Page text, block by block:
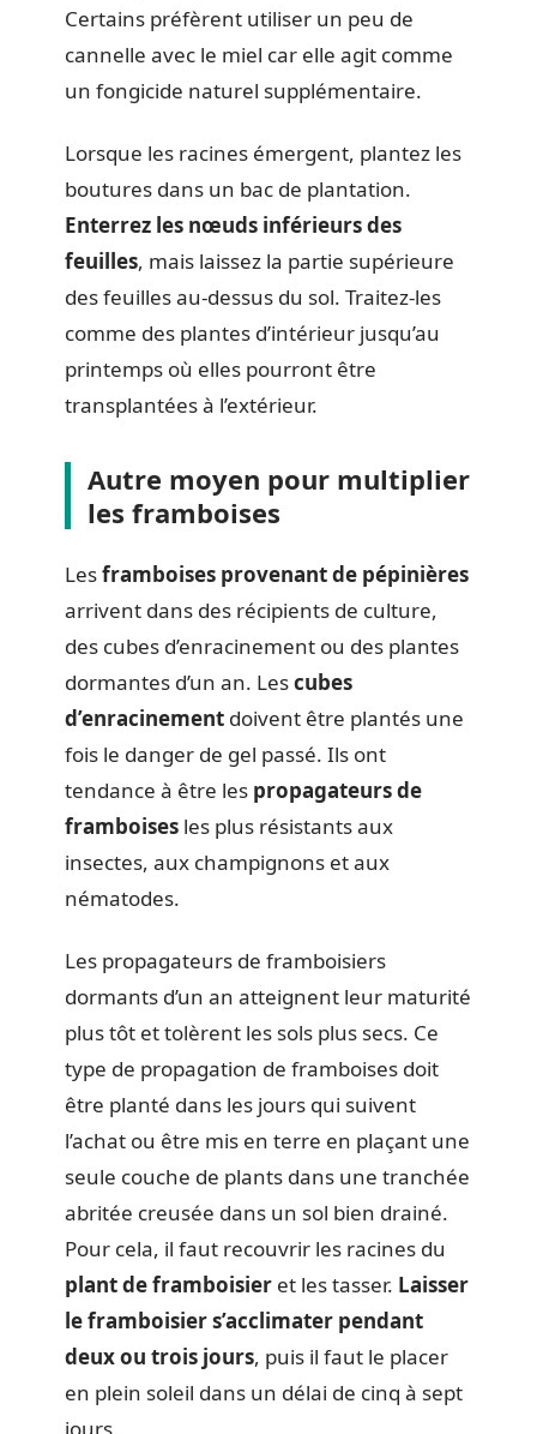
Certains préfèrent utiliser un peu de
cannelle avec le miel car elle agit comme
un fongicide naturel supplémentaire.
Lorsque les racines émergent, plantez les
boutures dans un bac de plantation.
Enterrez les nœuds inférieurs des
feuilles, mais laissez la partie supérieure
des feuilles au-dessus du sol. Traitez-les
comme des plantes d’intérieur jusqu’au
printemps où elles pourront être
transplantées à l’extérieur.
Autre moyen pour multiplier
les framboises
Lesframboises provenant de pépinières
arrivent dans des récipients de culture,
des cubes d’enracinement ou des plantes
dormantes d’un an. Lescubes
d’enracinement doivent être plantés une
fois le danger de gel passé. Ils ont
tendance à être les propagateurs de
framboises les plus résistants aux
insectes, aux champignons et aux
nématodes.
Les propagateurs de framboisiers
dormants d’un an atteignent leur maturité
plus tôt et tolèrent les sols plus secs. Ce
type de propagation de framboises doit
être planté dans les jours qui suivent
l’achat ou être mis en terre en plaçant une
seule couche de plants dans une tranchée
abritée creusée dans un sol bien drainé.
Pour cela, il faut recouvrir les racines du
plant de framboisier et les tasser. Laisser
le framboisier s’acclimater pendant
deux ou trois jours, puis il faut le placer
en plein soleil dans un délai de cinq à sept